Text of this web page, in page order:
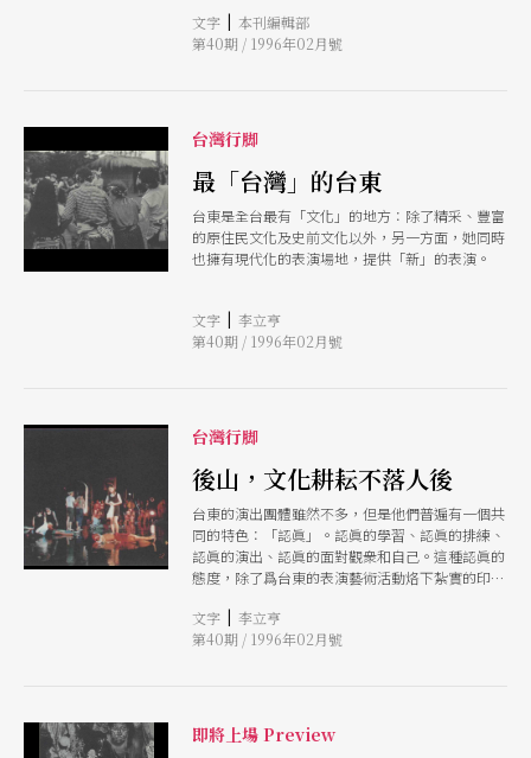
文字 | 本刊編輯部
第40期 / 1996年02月號
台灣行脚
最「台灣」的台東
台東是全台最有「文化」的地方：除了精采、豐富
的原住民文化及史前文化以外，另一方面，她同時
也擁有現代化的表演場地，提供「新」的表演。
文字 | 李立亨
第40期 / 1996年02月號
台灣行脚
後山，文化耕耘不落人後
台東的演出團體雖然不多，但是他們普遍有一個共
同的特色：「認眞」。認眞的學習、認眞的排練、
認眞的演出、認眞的面對觀衆和自己。這種認眞的
態度，除了爲台東的表演藝術活動烙下紮實的印記
基礎。
文字 | 李立亨
第40期 / 1996年02月號
即將上場 Preview